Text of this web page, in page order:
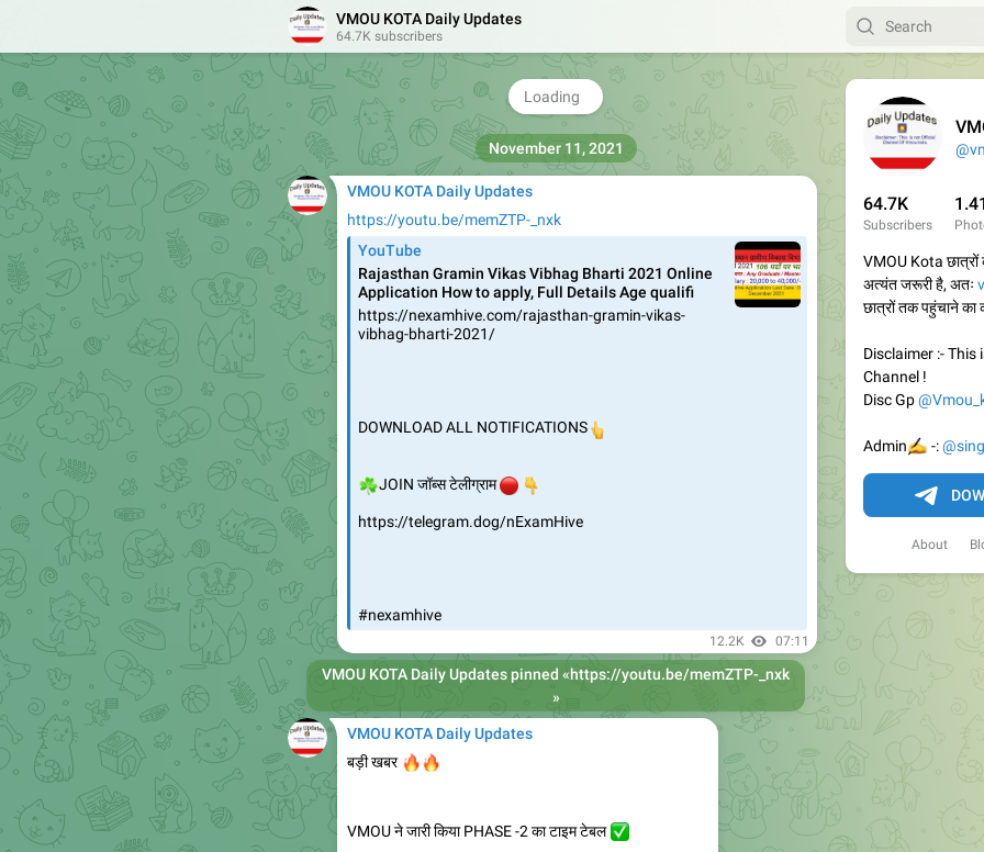
64.7K
Subscribers
VMOU Kota छात्रों
अत्यंत जरूरी है, अतः
छात्रों तक पहुंचाने का
Disclaimer :-
Channel !
Disc Gp
Admin
✍️
-:
About
VMOU KOTA Daily Updates
64.7K subscribers
👆सभी कैटेगरी की कट ऑफ, GEN MALE FEMALE, EWS MALE FEMALE,
OBC MALE FEMALE .....
👆
VMOU KOTA Daily Updatespinned Deleted message
VMOU KOTA Daily Updates
https://youtu.be/memZTP-_nxk
YouTube
Rajasthan Gramin Vikas Vibhag Bharti 2021 Online
Application How to apply, Full Details Age qualifi
https://nexamhive.com/rajasthan-gramin-vikas-
vibhag-bharti-2021/
DOWNLOAD ALL NOTIFICATIONS
👆
☘️JOIN जॉब्स टेलीग्राम
🔴
👇
https://telegram.dog/nExamHive
#nexamhive
12.2K 07:11
November 11, 2021
VMOU KOTA Daily Updatespinned «https://youtu.be/memZTP-_nxk
»
VMOU KOTA Daily Updates
बड़ी खबर
🔥
🔥
VMOU ने जारी किया PHASE -2 का टाइम टेबल
✅